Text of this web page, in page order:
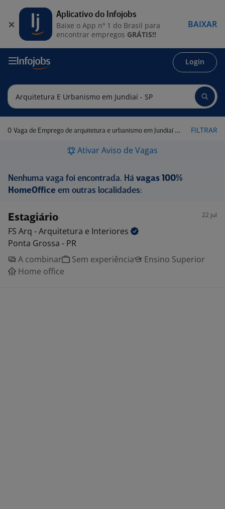
Login
0 Vaga de Emprego de arquitetura e urbanismo em Jundiaí - SP FILTRAR
Ativar Aviso de Vagas
Nenhuma vaga foi encontrada. Há vagas 100%
HomeOffice em outras localidades:
Estagiário 22 jul
FS Arq - Arquitetura e Interiores
Ponta Grossa - PR
A combinar
Sem experiência
Ensino Superior
Home office
Aplicativo do Infojobs
Baixe o App nº 1 do Brasil para
encontrar empregos GRÁTIS!!
BAIXAR